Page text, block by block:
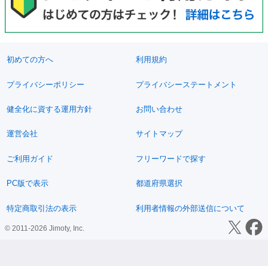
初めての方へ 利用規約
プライバシーポリシー プライバシーステートメント
健全化に資する運用方針 お問い合わせ
運営会社 サイトマップ
ご利用ガイド フリーワードで探す
PC版で表示 都道府県選択
特定商取引法の表示 利用者情報の外部送信について
© 2011-2026 Jimoty, Inc.